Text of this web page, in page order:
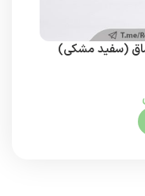
(سفید مشکی)